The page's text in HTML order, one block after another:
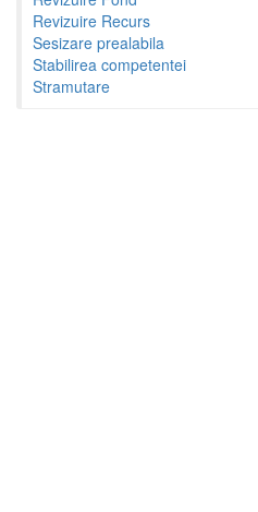
Revizuire Recurs
Sesizare prealabila
Stabilirea competentei
Stramutare